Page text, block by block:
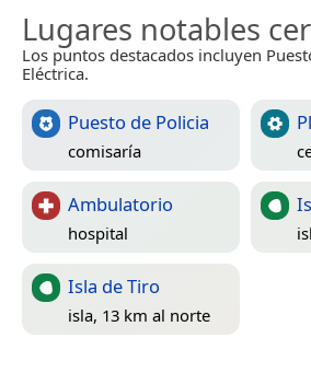
Lugares notables
Los puntos destacados incluyen
Eléctrica.
Puesto de Policia
comisaría
Ambulatorio
hospital
Isla de Tiro
isla, 13 km al norte